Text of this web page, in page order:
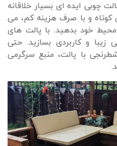
چوبی ایده ای بسیار خلاقانه
و با صرف هزینه کم، می
محیط خود بدهید. با پالت های
و کاربردی بسازید. حتی
با پالت، منبع سرگرمی